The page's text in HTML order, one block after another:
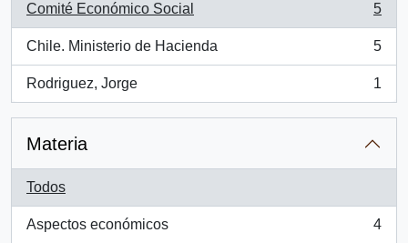
Comité Económico Social
, 5 resultados
5
Chile. Ministerio de Hacienda
, 5 resultados
5
Rodriguez, Jorge
, 1 resultados
1
Materia
Todos
Aspectos económicos
, 4 resultados
4